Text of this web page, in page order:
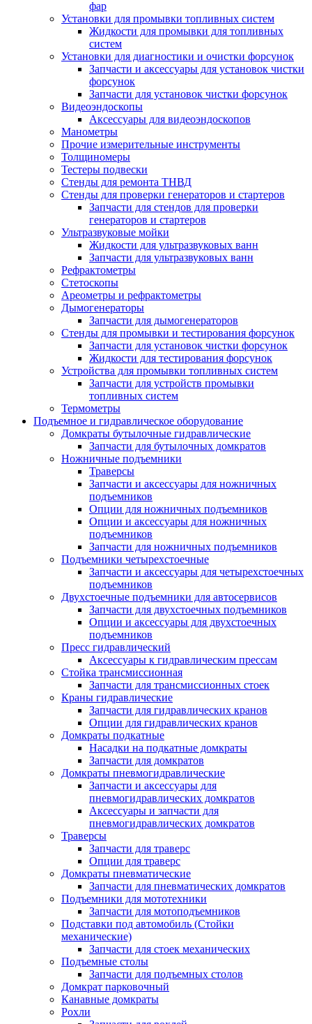
фар
Установки для промывки топливных систем
Жидкости для промывки для топливных
систем
Установки для диагностики и очистки форсунок
Запчасти и аксессуары для установок чистки
форсунок
Запчасти для установок чистки форсунок
Видеоэндоскопы
Аксессуары для видеоэндоскопов
Манометры
Прочие измерительные инструменты
Толщиномеры
Тестеры подвески
Стенды для ремонта ТНВД
Стенды для проверки генераторов и стартеров
Запчасти для стендов для проверки
генераторов и стартеров
Ультразвуковые мойки
Жидкости для ультразвуковых ванн
Запчасти для ультразвуковых ванн
Рефрактометры
Стетоскопы
Ареометры и рефрактометры
Дымогенераторы
Запчасти для дымогенераторов
Стенды для промывки и тестирования форсунок
Запчасти для установок чистки форсунок
Жидкости для тестирования форсунок
Устройства для промывки топливных систем
Запчасти для устройств промывки
топливных систем
Термометры
Подъемное и гидравлическое оборудование
Домкраты бутылочные гидравлические
Запчасти для бутылочных домкратов
Ножничные подъемники
Траверсы
Запчасти и аксессуары для ножничных
подъемников
Опции для ножничных подъемников
Опции и аксессуары для ножничных
подъемников
Запчасти для ножничных подъемников
Подъемники четырехстоечные
Запчасти и аксессуары для четырехстоечных
подъемников
Двухстоечные подъемники для автосервисов
Запчасти для двухстоечных подъемников
Опции и аксессуары для двухстоечных
подъемников
Пресс гидравлический
Аксессуары к гидравлическим прессам
Стойка трансмиссионная
Запчасти для трансмиссионных стоек
Краны гидравлические
Запчасти для гидравлических кранов
Опции для гидравлических кранов
Домкраты подкатные
Насадки на подкатные домкраты
Запчасти для домкратов
Домкраты пневмогидравлические
Запчасти и аксессуары для
пневмогидравлических домкратов
Аксессуары и запчасти для
пневмогидравлических домкратов
Траверсы
Запчасти для траверс
Опции для траверс
Домкраты пневматические
Запчасти для пневматических домкратов
Подъемники для мототехники
Запчасти для мотоподъемников
Подставки под автомобиль (Стойки
механические)
Запчасти для стоек механических
Подъемные столы
Запчасти для подъемных столов
Домкрат парковочный
Канавные домкраты
Рохли